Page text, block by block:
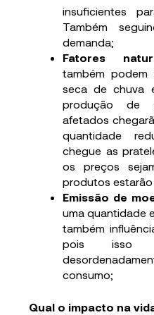
insuficientes
Também
demanda;
Fatores
também
seca de chuva
produção de
afetados
quantidade
chegue as
os preços
produtos estarão
Emissão de
uma quantidade
também
pois isso
consumo;
Qual o impacto na